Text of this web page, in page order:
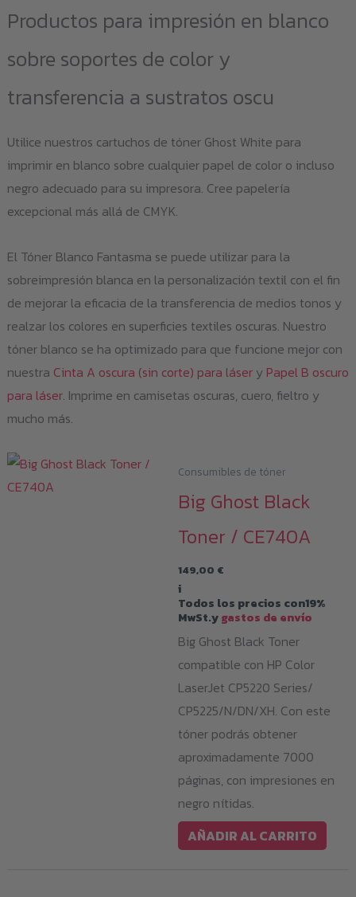
Productos para impresión en blanco
sobre soportes de color y
transferencia a sustratos oscu
Utilice nuestros cartuchos de tóner Ghost White para
imprimir en blanco sobre cualquier papel de color o incluso
negro adecuado para su impresora. Cree papelería
excepcional más allá de CMYK.
El Tóner Blanco Fantasma se puede utilizar para la
sobreimpresión blanca en la personalización textil con el fin
de mejorar la eficacia de la transferencia de medios tonos y
realzar los colores en superficies textiles oscuras. Nuestro
tóner blanco se ha optimizado para que funcione mejor con
nuestra Cinta A oscura (sin corte) para lásery Papel B oscuro
para láser. Imprime en camisetas oscuras, cuero, fieltro y
mucho más.
Consumibles de tóner
Big Ghost Black
Toner / CE740A
149,00 €
i
Todos los precios con19%
MwSt.ygastos de envío
Big Ghost Black Toner
compatible con HP Color
LaserJet CP5220 Series/
CP5225/N/DN/XH. Con este
tóner podrás obtener
aproximadamente 7000
páginas, con impresiones en
negro nítidas.
AÑADIR AL CARRITO